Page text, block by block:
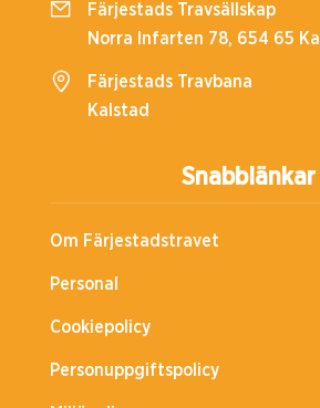
Snabblänkar
Om Färjestadstravet
Personal
Cookiepolicy
Personuppgiftspolicy
Färjestads Travsällskap
Norra Infarten 78, 654 65
Färjestads Travbana
Kalstad